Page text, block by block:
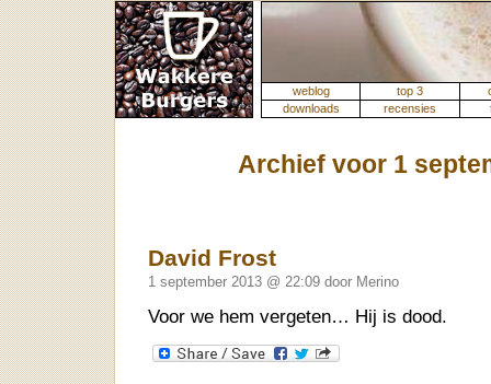
weblog top 3
downloads
recensies
Archief voor 1
David Frost
1 september 2013 @ 22:09 door Merino
Voor we hem vergeten… Hij is dood.